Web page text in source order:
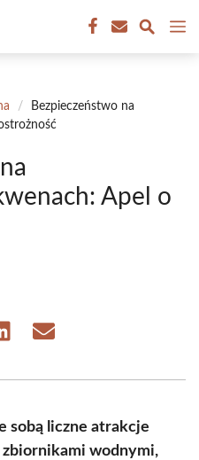
/
Bezpieczeństwo na
Apel o
Share Share
sobą liczne atrakcje
zbiornikami wodnymi,